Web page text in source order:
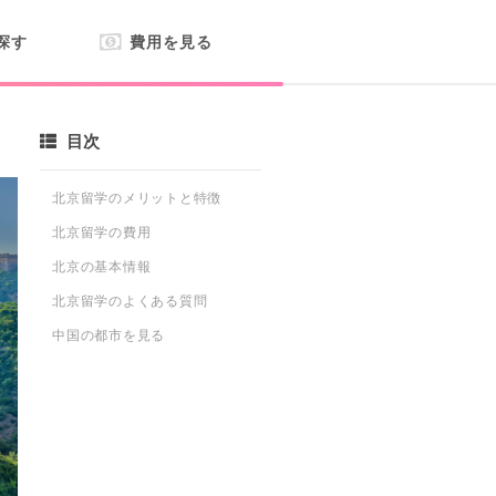
す 費用を見る
目次
北京留学のメリットと特徴
北京留学の費用
北京の基本情報
北京留学のよくある質問
中国の都市を見る